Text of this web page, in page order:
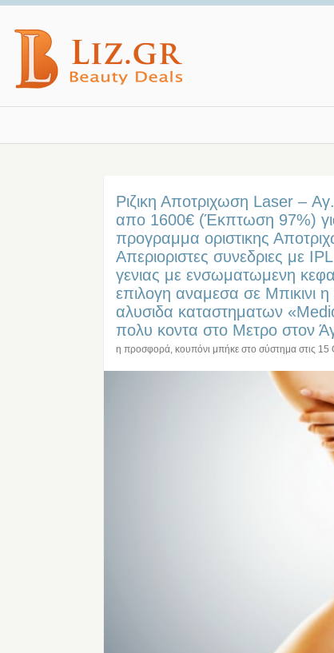
Ριζικη Αποτριχωση Laser –
απο 1600€ (Έκπτωση 97%)
προγραμμα οριστικης
Απεριοριστες συνεδριες με
γενιας με ενσωματωμενη
επιλογη αναμεσα σε Mπικινι
αλυσιδα καταστηματων
πολυ κοντα στο Μετρο στον
η προσφορά, κουπόνι μπήκε στο σύστημα στις 15